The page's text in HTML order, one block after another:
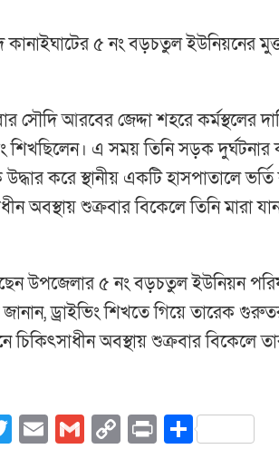
৫ নং বড়চতুল ইউনিয়নের
সৌদি আরবের জেদ্দা শহরে কর্মস্থলের
শিখছিলেন। এ সময় তিনি সড়ক
করে স্থানীয় একটি হাসপাতালে ভর্তি
অবস্থায় শুক্রবার বিকেলে তিনি মারা
উপজেলার ৫ নং বড়চতুল ইউনিয়ন
জানান, ড্রাইভিং শিখতে গিয়ে তারেক
চিকিৎসাধীন অবস্থায় শুক্রবার বিকেলে
Twitter
EmailGmailCopy
PrintShare